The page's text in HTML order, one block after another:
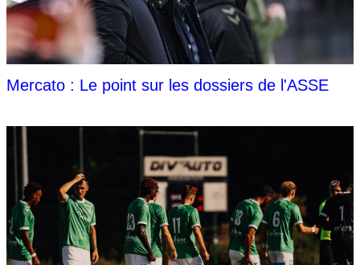
Mercato : Le point sur les dossiers de l'ASSE